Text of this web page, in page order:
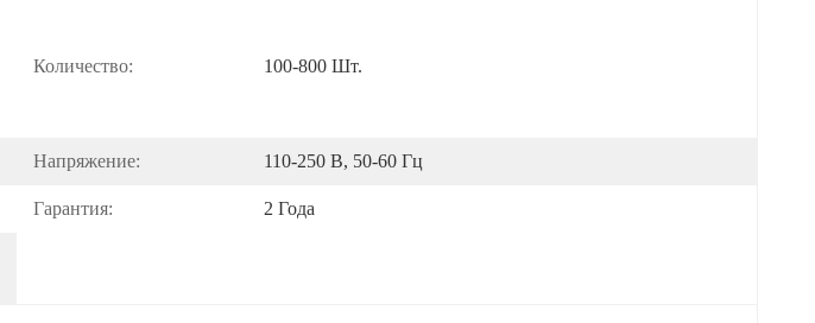
Количество: 100-800 Шт.
Напряжение: 110-250 В, 50-60 Гц
Гарантия: 2 Года